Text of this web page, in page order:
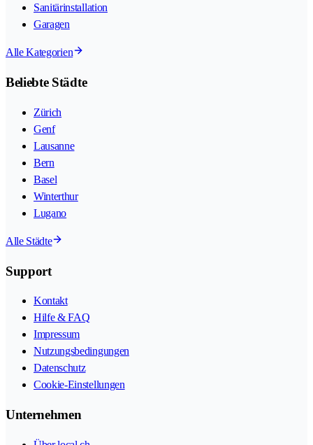
Sanitärinstallation
Garagen
Alle Kategorien
Beliebte Städte
Zürich
Genf
Lausanne
Bern
Basel
Winterthur
Lugano
Alle Städte
Support
Kontakt
Hilfe & FAQ
Impressum
Nutzungsbedingungen
Datenschutz
Cookie-Einstellungen
Unternehmen